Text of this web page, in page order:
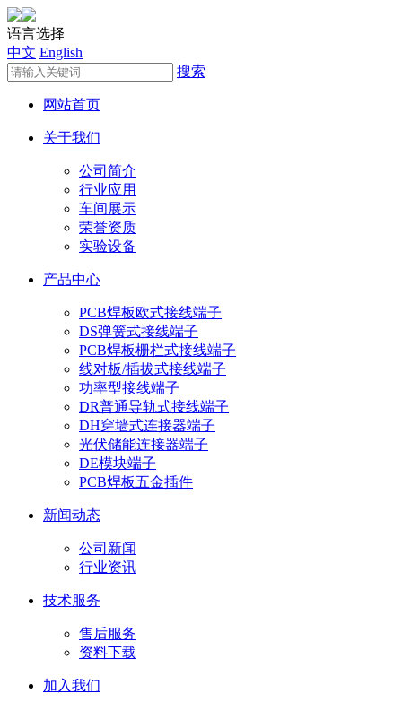
语言选择
中文 English
搜索
网站首页
关于我们
公司简介
行业应用
车间展示
荣誉资质
实验设备
产品中心
PCB焊板欧式接线端子
DS弹簧式接线端子
PCB焊板栅栏式接线端子
线对板/插拔式接线端子
功率型接线端子
DR普通导轨式接线端子
DH穿墙式连接器端子
光伏储能连接器端子
DE模块端子
PCB焊板五金插件
新闻动态
公司新闻
行业资讯
技术服务
售后服务
资料下载
加入我们